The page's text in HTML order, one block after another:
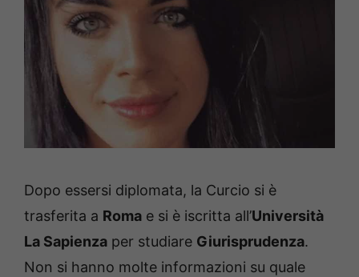
Dopo essersi diplomata, la Curcio si è
trasferita a Roma e si è iscritta all’Università
La Sapienza per studiare Giurisprudenza.
Non si hanno molte informazioni su quale